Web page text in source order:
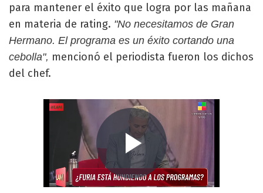
para mantener el éxito que logra por las mañana
en materia de rating. "No necesitamos de Gran
Hermano. El programa es un éxito cortando una
cebolla", mencionó el periodista fueron los dichos
del chef.